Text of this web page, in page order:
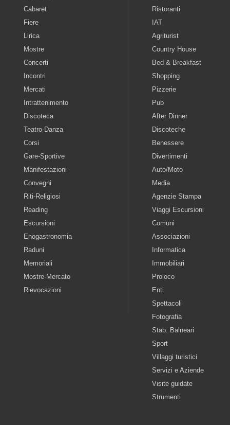
Cabaret
Fiere
Lirica
Mostre
Concerti
Incontri
Mercati
Intrattenimento
Discoteca
Teatro-Danza
Corsi
Gare-Sportive
Manifestazioni
Convegni
Riti-Religiosi
Reading
Escursioni
Enogastronomia
Raduni
Memoriali
Mostre-Mercato
Rievocazioni
Ristoranti
IAT
Agriturist
Country House
Bed & Breakfast
Shopping
Pizzerie
Pub
After Dinner
Discoteche
Benessere
Divertimenti
Auto/Moto
Media
Agenzie Stampa
Viaggi Escursioni
Comuni
Associazioni
Informatica
Immobiliari
Proloco
Enti
Spettacoli
Fotografia
Stab. Balneari
Sport
Villaggi turistici
Servizi e Aziende
Visite guidate
Strumenti